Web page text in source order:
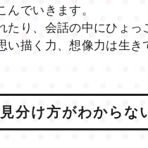
んでいきます。
たり、会話の中にひょっ
い描く力、想像力は生き
分け方がわからな